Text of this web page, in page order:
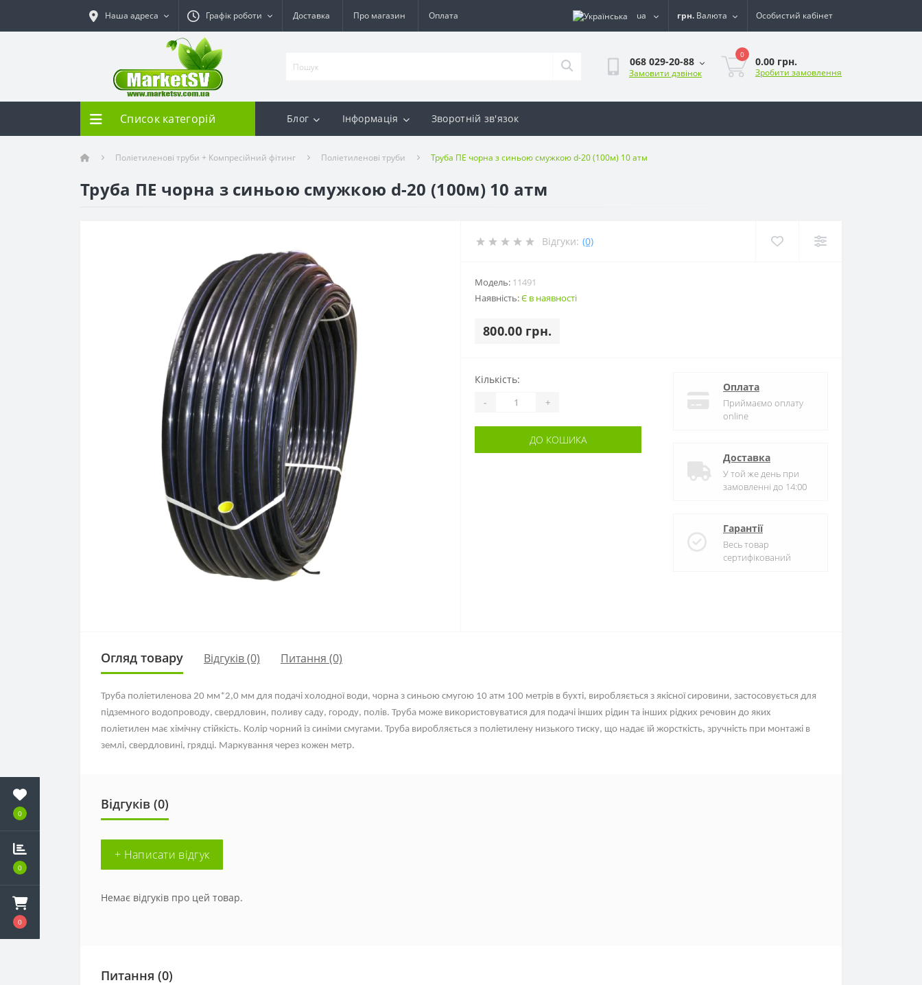
0
0
0
Наша адреса Графік роботи Доставка Про магазин Оплата ua грн. Валюта Особистий кабінет
068 029-20-88
Замовити дзвінок
0
0.00 грн.
Зробити замовлення
Список категорій Блог Інформація Зворотній зв'язок
Поліетиленові труби + Компресійний фітинг Поліетиленові труби Труба ПЕ чорна з синьою смужкою d-20 (100м) 10 атм
Труба ПЕ чорна з синьою смужкою d-20 (100м) 10 атм
Відгуки: (0)
Модель: 11491
Наявність:Є в наявності
800.00 грн.
Кількість:
- +
ДО КОШИКА
Оплата
Приймаємо оплату
online
Доставка
У той же день при
замовленні до 14:00
Гарантії
Весь товар
сертифікований
Огляд товару Відгуків (0) Питання (0)
Труба поліетиленова 20 мм*2,0 мм для подачі холодної води, чорна з синьою смугою 10 атм 100 метрів в бухті, виробляється з якісної сировини, застосовується для
підземного водопроводу, свердловин, поливу саду, городу, полів. Труба може використовуватися для подачі інших рідин та інших рідких речовин до яких
поліетилен має хімічну стійкість. Колір чорний із синіми смугами. Труба виробляється з поліетилену низького тиску, що надає їй жорсткість, зручність при монтажі в
землі, свердловині, грядці. Маркування через кожен метр.
Відгуків (0)
+ Написати відгук
Немає відгуків про цей товар.
Питання (0)